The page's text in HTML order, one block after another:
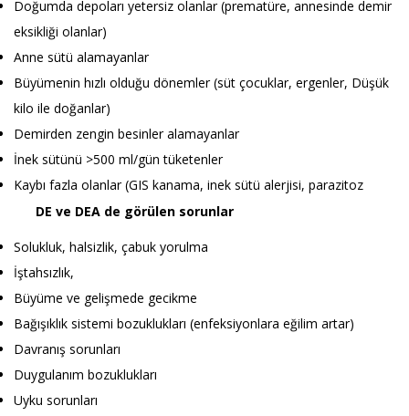
Doğumda depoları yetersiz olanlar (prematüre, annesinde demir
eksikliği olanlar)
Anne sütü alamayanlar
Büyümenin hızlı olduğu dönemler (süt çocuklar, ergenler, Düşük
kilo ile doğanlar)
Demirden zengin besinler alamayanlar
İnek sütünü >500 ml/gün tüketenler
Kaybı fazla olanlar (GIS kanama, inek sütü alerjisi, parazitoz
DE ve DEA de görülen sorunlar
Solukluk, halsizlik, çabuk yorulma
İştahsızlık,
Büyüme ve gelişmede gecikme
Bağışıklık sistemi bozuklukları (enfeksiyonlara eğilim artar)
Davranış sorunları
Duygulanım bozuklukları
Uyku sorunları